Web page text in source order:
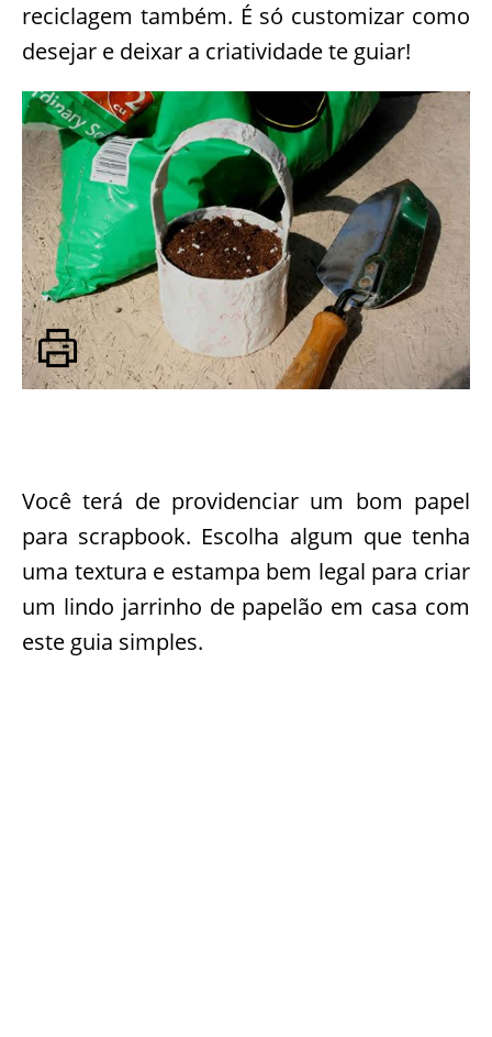
reciclagem também. É só customizar como
desejar e deixar a criatividade te guiar!
Você terá de providenciar um bom papel
para scrapbook. Escolha algum que tenha
uma textura e estampa bem legal para criar
um lindo jarrinho de papelão em casa com
este guia simples.